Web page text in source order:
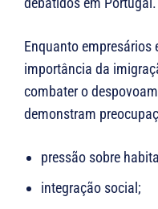
Enquanto empresários
importância da
combater o
demonstram
pressão sobre
integração social;